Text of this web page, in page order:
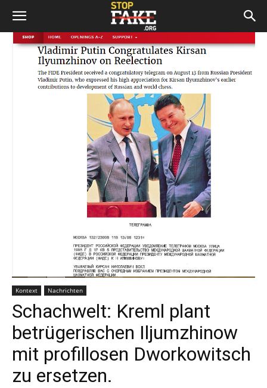
Kontext Nachrichten
Schachwelt: Kreml plant
betrügerischen Iljumzhinow
mit profillosen Dworkowitsch
zu ersetzen.